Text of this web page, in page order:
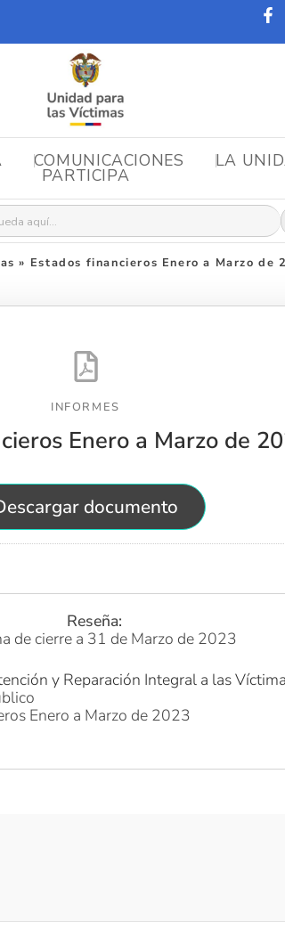
COMUNICACIONES LA
PARTICIPA
» Estados financieros Enero a Marzo de
INFORMES
Enero a Marzo de
documento
Reseña:
de cierre a 31 de Marzo de 2023
y Reparación Integral a las
Enero a Marzo de 2023